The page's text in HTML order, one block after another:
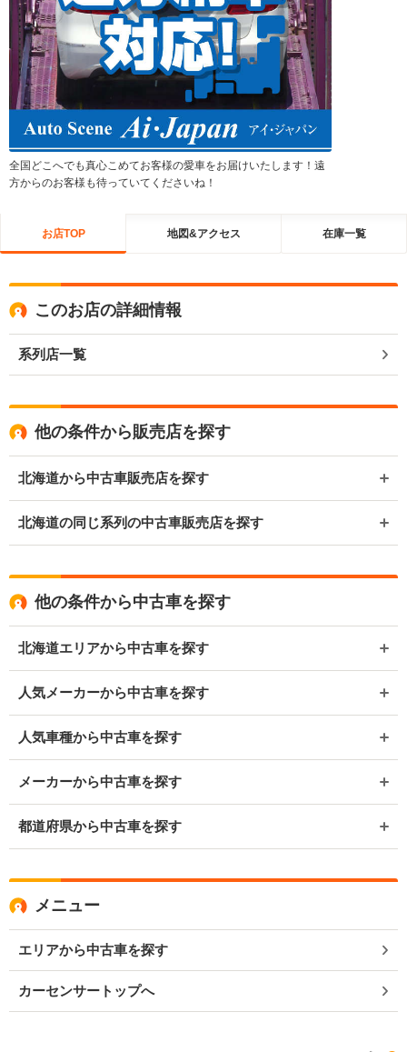
全国どこへでも真心こめてお客様の愛車をお届けいたします！遠
方からのお客様も待っていてくださいね！
お店TOP 地図&アクセス 在庫一覧
このお店の詳細情報
系列店一覧
他の条件から販売店を探す
北海道から中古車販売店を探す
北海道の同じ系列の中古車販売店を探す
他の条件から中古車を探す
北海道エリアから中古車を探す
人気メーカーから中古車を探す
人気車種から中古車を探す
メーカーから中古車を探す
都道府県から中古車を探す
メニュー
エリアから中古車を探す
カーセンサートップへ